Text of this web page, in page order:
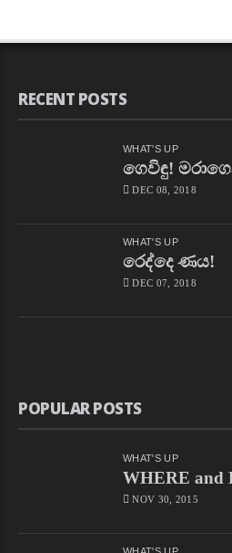
RECENT POSTS
WHAT'S UP
ගෙවිඳු!
DEC 08, 2018
WHAT'S UP
රෙද්දෙ ණය!
DEC 07, 2018
POPULAR POSTS
WHAT'S UP
WHERE and
NOV 30, 2015